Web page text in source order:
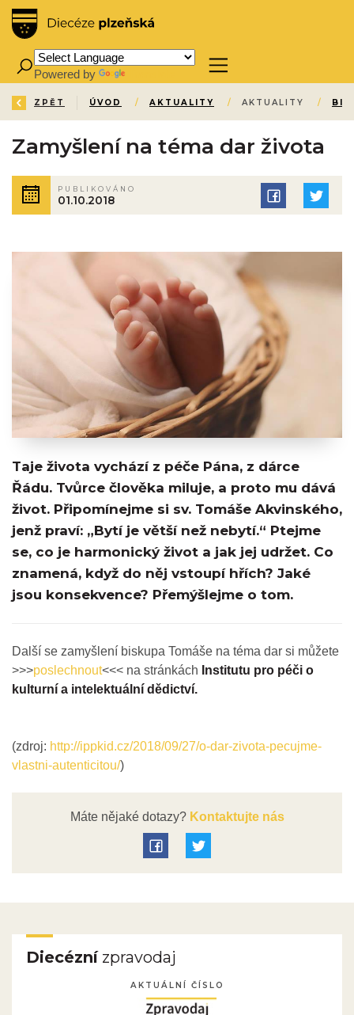
Powered by
ZPĚT ÚVOD / AKTUALITY / AKTUALITY /
Zamyšlení na téma dar života
PUBLIKOVÁNO
01.10.2018
Taje života vychází z péče Pána, z dárce
Řádu. Tvůrce člověka miluje, a proto mu dává
život. Připomínejme si sv. Tomáše Akvinského,
jenž praví: „Bytí je větší než nebytí.“ Ptejme
se, co je harmonický život a jak jej udržet. Co
znamená, když do něj vstoupí hřích? Jaké
jsou konsekvence? Přemýšlejme o tom.
Další se zamyšlení biskupa Tomáše na téma dar si můžete
>>>poslechnout<<< na stránkách Institutu pro péči o
kulturní a intelektuální dědictví.
(zdroj: http://ippkid.cz/2018/09/27/o-dar-zivota-pecujme-
vlastni-autenticitou/)
Máte nějaké dotazy?Kontaktujte nás
Diecéznízpravodaj
AKTUÁLNÍ ČÍSLO